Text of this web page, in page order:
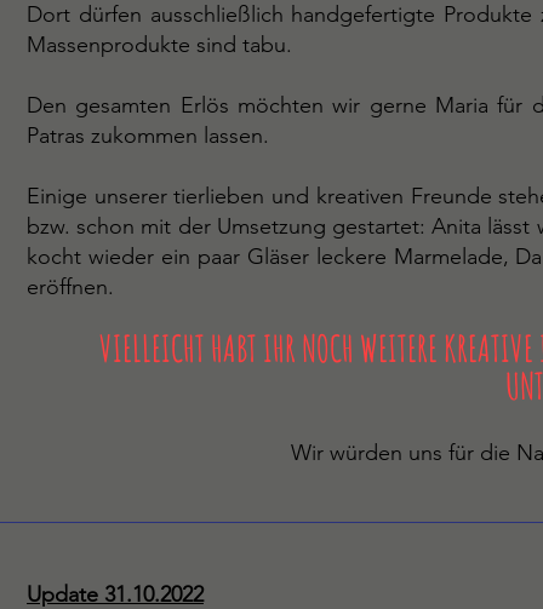
Dort dürfen ausschließlich handgefertigte
Massenprodukte sind tabu.
Den gesamten Erlös möchten wir gerne Maria für
Patras zukommen lassen.
Einige unserer tierlieben und kreativen Freunde
bzw. schon mit der Umsetzung gestartet: Anita
kocht wieder ein paar Gläser leckere Marmelade,
eröffnen.
VIELLEICHT HABT IHR NOCH WEITERE KREATIVE
Wir würden uns für die
Update 31.10.2022